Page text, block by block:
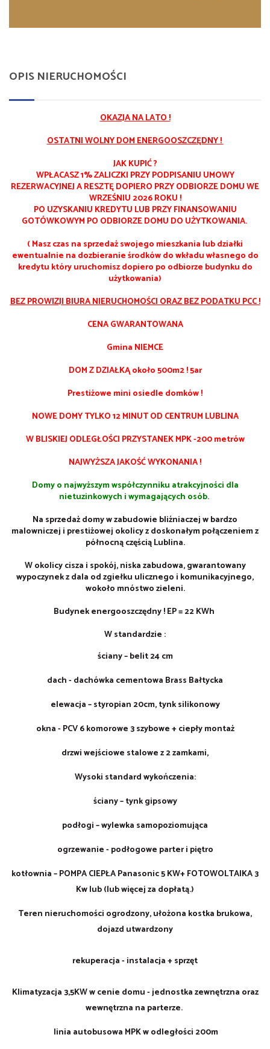
OPIS NIERUCHOMOŚCI
OKAZJA NA LATO !
OSTATNI WOLNY DOM ENERGOOSZCZĘDNY !
JAK KUPIĆ ?
WPŁACASZ 1% ZALICZKI PRZY PODPISANIU UMOWY
REZERWACYJNEJ A RESZTĘ DOPIERO PRZY ODBIORZE DOMU WE
WRZEŚNIU 2026 ROKU !
PO UZYSKANIU KREDYTU LUB PRZY FINANSOWANIU
GOTÓWKOWYM PO ODBIORZE DOMU DO UŻYTKOWANIA.
( Masz czas na sprzedaż swojego mieszkania lub działki
ewentualnie na dozbieranie środków do wkładu własnego do
kredytu który uruchomisz dopiero po odbiorze budynku do
użytkowania)
BEZ PROWIZJI BIURA NIERUCHOMOŚCI ORAZ BEZ PODATKU PCC !
CENA GWARANTOWANA
Gmina NIEMCE
DOM Z DZIAŁKĄ około 500m2 ! 5ar
Prestiżowe mini osiedle domków !
NOWE DOMY TYLKO 12 MINUT OD CENTRUM LUBLINA
W BLISKIEJ ODLEGŁOŚCI PRZYSTANEK MPK -200 metrów
NAJWYŻSZA JAKOŚĆ WYKONANIA !
Domy o najwyższym współczynniku atrakcyjności dla
nietuzinkowych i wymagających osób.
Na sprzedaż domy w zabudowie bliźniaczej w bardzo
malowniczej i prestiżowej okolicy z doskonałym połączeniem z
północną częścią Lublina.
W okolicy cisza i spokój, niska zabudowa, gwarantowany
wypoczynek z dala od zgiełku ulicznego i komunikacyjnego,
wokoło mnóstwo zieleni.
Budynek energooszczędny ! EP = 22 KWh
W standardzie :
ściany – belit 24 cm
dach - dachówka cementowa Brass Bałtycka
elewacja – styropian 20cm, tynk silikonowy
okna - PCV 6 komorowe 3 szybowe + ciepły montaż
drzwi wejściowe stalowe z 2 zamkami,
Wysoki standard wykończenia:
ściany – tynk gipsowy
podłogi – wylewka samopoziomująca
ogrzewanie - podłogowe parter i piętro
kotłownia – POMPA CIEPŁA Panasonic 5 KW+ FOTOWOLTAIKA 3
Kw lub (lub więcej za dopłatą.)
Teren nieruchomości ogrodzony, ułożona kostka brukowa,
dojazd utwardzony
rekuperacja - instalacja + sprzęt
Klimatyzacja 3,5KW w cenie domu - jednostka zewnętrzna oraz
wewnętrzna na parterze.
linia autobusowa MPK w odległości 200m